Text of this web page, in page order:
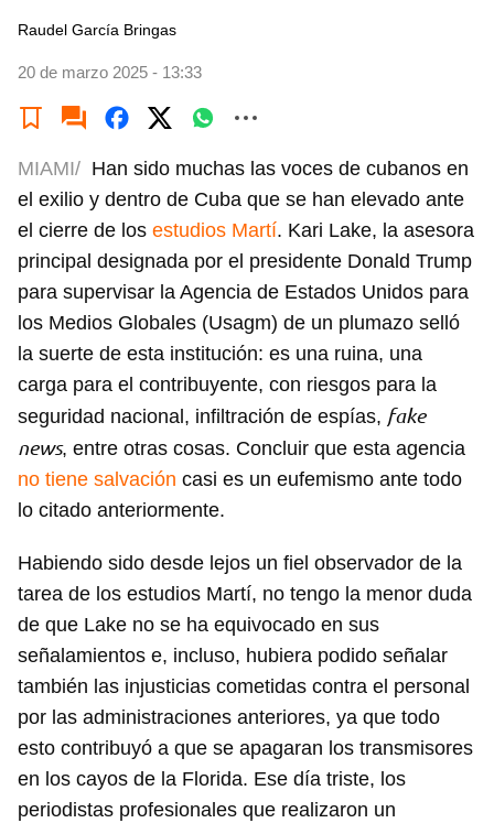
Raudel García Bringas
20 de marzo 2025 - 13:33
MIAMI/ Han sido muchas las voces de cubanos en
el exilio y dentro de Cuba que se han elevado ante
el cierre de los estudios Martí. Kari Lake, la asesora
principal designada por el presidente Donald Trump
para supervisar la Agencia de Estados Unidos para
los Medios Globales (Usagm) de un plumazo selló
la suerte de esta institución: es una ruina, una
carga para el contribuyente, con riesgos para la
seguridad nacional, infiltración de espías, fake
news, entre otras cosas. Concluir que esta agencia
no tiene salvación casi es un eufemismo ante todo
lo citado anteriormente.
Habiendo sido desde lejos un fiel observador de la
tarea de los estudios Martí, no tengo la menor duda
de que Lake no se ha equivocado en sus
señalamientos e, incluso, hubiera podido señalar
también las injusticias cometidas contra el personal
por las administraciones anteriores, ya que todo
esto contribuyó a que se apagaran los transmisores
en los cayos de la Florida. Ese día triste, los
periodistas profesionales que realizaron un